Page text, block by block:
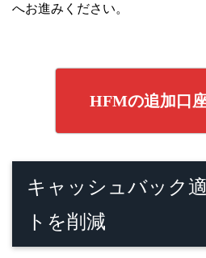
へお進みください。
HFMの追加口
キャッシュバック
トを削減